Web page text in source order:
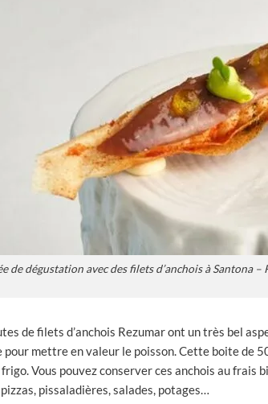
de dégustation avec des filets d’anchois à Santona
de filets d’anchois Rezumar ont un très bel
pour mettre en valeur le poisson. Cette boite
Vous pouvez conserver ces anchois au frais
pissaladières, salades, potages…